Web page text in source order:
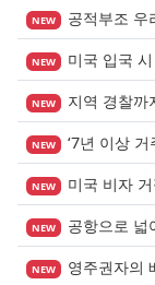
NEW 공적부조 우려 시 최
NEW 미국 입국 시 현금
NEW 지역 경찰까지 확대
NEW ‘7년 이상 거주’ 장기
NEW 미국 비자
NEW 공항으로 넓어진 ICE
NEW 영주권자의 배우자